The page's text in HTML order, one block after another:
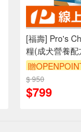
[福壽] Pro's
糧(成犬營養
贈
訂單滿999享
$ 950
$799